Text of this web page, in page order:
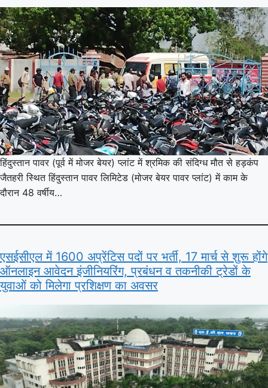
हिंदुस्तान पावर (पूर्व में मोजर बेयर) प्लांट में श्रमिक की संदिग्ध मौत से हड़कंप
जैतहरी स्थित हिंदुस्तान पावर लिमिटेड (मोजर बेयर पावर प्लांट) में काम के
दौरान 48 वर्षीय…
एसईसीएल में 1600 अप्रेंटिस पदों पर भर्ती, 17 मार्च से शुरू होंगे
ऑनलाइन आवेदन इंजीनियरिंग, प्रबंधन व तकनीकी ट्रेडों के
युवाओं को मिलेगा प्रशिक्षण का अवसर